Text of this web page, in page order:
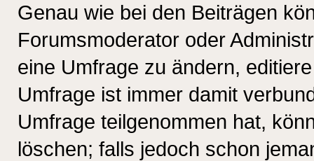
Genau wie bei den Beiträgen
Forumsmoderator oder
eine Umfrage zu ändern,
Umfrage ist immer damit
Umfrage teilgenommen hat,
löschen; falls jedoch schon